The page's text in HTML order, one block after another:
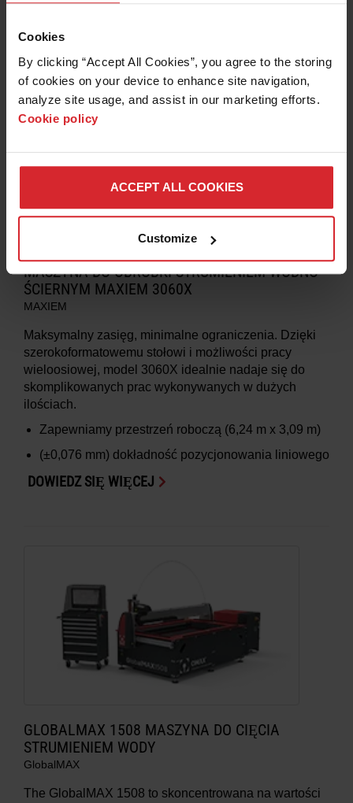
Cookies
By clicking “Accept All Cookies”, you agree to the storing
of cookies on your device to enhance site navigation,
analyze site usage, and assist in our marketing efforts.
Cookie policy
ACCEPT ALL COOKIES
Customize
DOWIEDZ SIĘ WIĘCEJ
MASZYNA DO OBRÓBKI STRUMIENIEM WODNO-
ŚCIERNYM MAXIEM 3060X
MAXIEM
Maksymalny zasięg, minimalne ograniczenia. Dzięki
szerokoformatowemu stołowi i możliwości pracy
wieloosiowej, model 3060X idealnie nadaje się do
skomplikowanych prac wykonywanych w dużych
ilościach.
Zapewniamy przestrzeń roboczą (6,24 m x 3,09 m)
(±0,076 mm) dokładność pozycjonowania liniowego
DOWIEDZ SIĘ WIĘCEJ
GLOBALMAX 1508 MASZYNA DO CIĘCIA
STRUMIENIEM WODY
GlobalMAX
The GlobalMAX 1508 to skoncentrowana na wartości